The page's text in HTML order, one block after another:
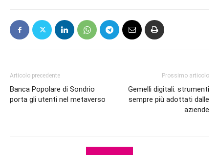
Articolo precedente
Banca Popolare di Sondrio
porta gli utenti nel metaverso
Prossimo articolo
Gemelli digitali: strumenti
sempre più adottati dalle
aziende